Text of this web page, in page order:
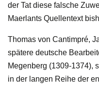
der Tat diese falsche
Maerlants Quellentext
Thomas von Cantimpré,
spätere deutsche
Megenberg (1309-1374),
in der langen Reihe der